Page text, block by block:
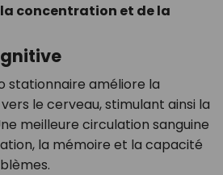
concentration et de la
stationnaire améliore la
le cerveau, stimulant ainsi la
meilleure circulation sanguine
la mémoire et la capacité